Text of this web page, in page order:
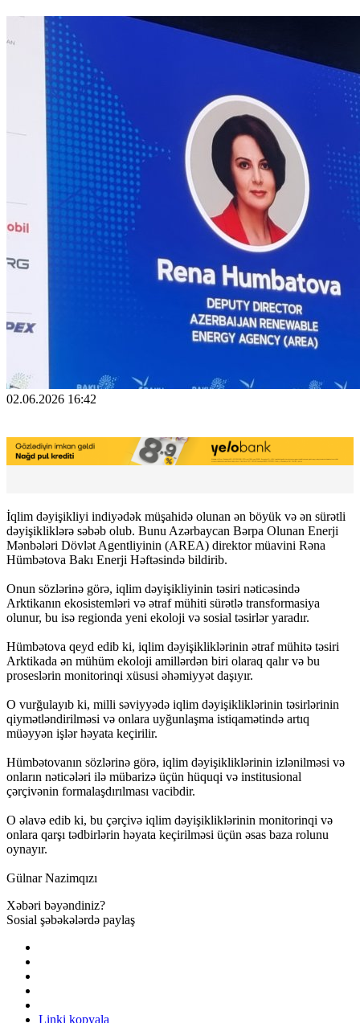
02.06.2026 16:42
İqlim dəyişikliyi indiyədək müşahidə olunan ən böyük və ən sürətli
dəyişikliklərə səbəb olub. Bunu Azərbaycan Bərpa Olunan Enerji
Mənbələri Dövlət Agentliyinin (AREA) direktor müavini Rəna
Hümbətova Bakı Enerji Həftəsində bildirib.
Onun sözlərinə görə, iqlim dəyişikliyinin təsiri nəticəsində
Arktikanın ekosistemləri və ətraf mühiti sürətlə transformasiya
olunur, bu isə regionda yeni ekoloji və sosial təsirlər yaradır.
Hümbətova qeyd edib ki, iqlim dəyişikliklərinin ətraf mühitə təsiri
Arktikada ən mühüm ekoloji amillərdən biri olaraq qalır və bu
proseslərin monitorinqi xüsusi əhəmiyyət daşıyır.
O vurğulayıb ki, milli səviyyədə iqlim dəyişikliklərinin təsirlərinin
qiymətləndirilməsi və onlara uyğunlaşma istiqamətində artıq
müəyyən işlər həyata keçirilir.
Hümbətovanın sözlərinə görə, iqlim dəyişikliklərinin izlənilməsi və
onların nəticələri ilə mübarizə üçün hüquqi və institusional
çərçivənin formalaşdırılması vacibdir.
O əlavə edib ki, bu çərçivə iqlim dəyişikliklərinin monitorinqi və
onlara qarşı tədbirlərin həyata keçirilməsi üçün əsas baza rolunu
oynayır.
Gülnar Nazimqızı
Xəbəri bəyəndiniz?
Sosial şəbəkələrdə paylaş
Linki kopyala